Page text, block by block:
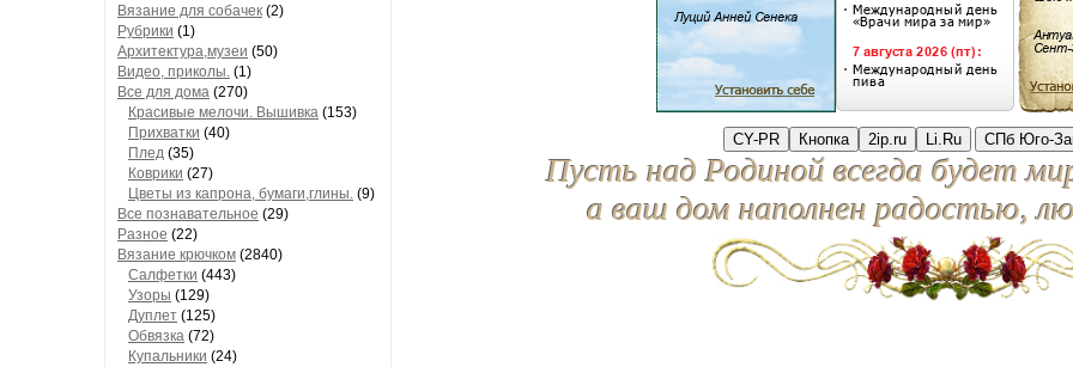
Вязание для собачек (2)
Рубрики (1)
Архитектура,музеи (50)
Видео, приколы. (1)
Все для дома (270)
Красивые мелочи. Вышивка (153)
Прихватки (40)
Плед (35)
Коврики (27)
Цветы из капрона, бумаги,глины. (9)
Все познавательное (29)
Разное (22)
Вязание крючком (2840)
Салфетки (443)
Узоры (129)
Дуплет (125)
Обвязка (72)
Купальники (24)
CY-PR Кнопка 2ip.ru Li.Ru СПб Юго-
Пусть над Родиной всегда будет
а ваш дом наполнен радостью,